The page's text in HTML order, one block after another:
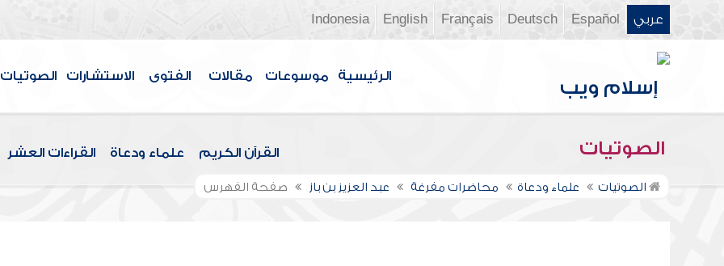
عربي Español
Deutsch
Français
English
Indonesia
الرئيسية موسوعات مقالات الفتوى الاستشارات الصوتيات
الصوتيات القرآن الكريم علماء ودعاة القراءات العشر
الصوتيات علماء ودعاة محاضرات مفرغة عبد العزيز بن باز صفحة الفهرس